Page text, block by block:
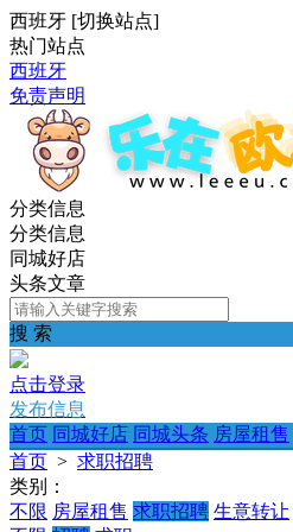
西班牙 [切换站点]
热门站点
西班牙
免责声明
分类信息
分类信息
同城好店
头条文章
搜 索
点击登录
发布信息
首页 同城好店 同城头条 房屋租售
首页 > 求职招聘
类别：
不限 房屋租售 求职招聘 生意转让